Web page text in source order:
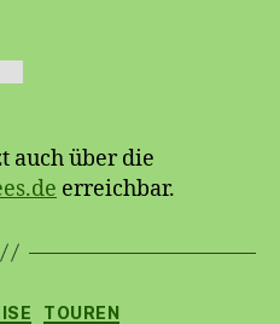
auch über die
erreichbar.
Kategorien
TOUREN